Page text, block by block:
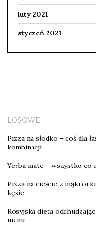
luty 2021
styczeń 2021
LOSOWE
Pizza na słodko – coś dla
kombinacji
Yerba mate – wszystko co
Pizza na cieście z mąki
kęsie
Rosyjska dieta
menu